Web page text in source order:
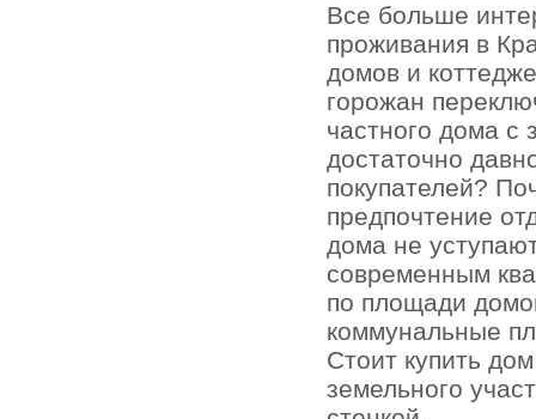
Все больше
проживания в
домов и
горожан
частного дома с
достаточно
покупателей?
предпочтение
дома не
современным
по площади
коммунальные
Стоит купить
земельного